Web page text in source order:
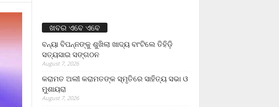
ଖବର ଏବେ ଏବେ
ବନ୍ୟା ବିପନ୍ନଙ୍କୁ ଶୁଖିଲା ଖାଦ୍ୟ ବାଂଟିଲେ ତିହିଡି଼
ସତ୍ୟସାଇ ସଙ୍ଗଠନ
August 7, 2026
କରାମତ ଅଲୀ କରାମତଙ୍କ ସ୍ମୃତିରେ ସାହିତ୍ୟ ସଭା ଓ
ମୁଶାୟରା
August 7, 2026